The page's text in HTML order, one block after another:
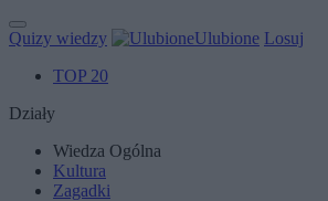
Quizy wiedzy Ulubione Losuj
TOP 20
Działy
Wiedza Ogólna
Kultura
Zagadki